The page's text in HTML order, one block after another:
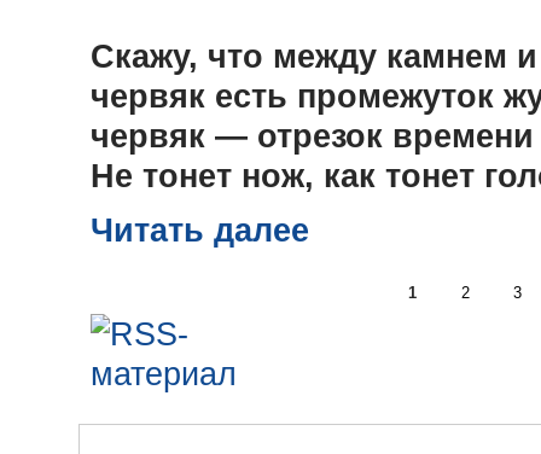
Скажу, что между камнем
червяк есть промежуток
червяк — отрезок
Не тонет нож, как тонет
Читать далее
1 2 3